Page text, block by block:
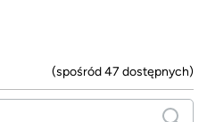
(spośród 47 dostępnych)